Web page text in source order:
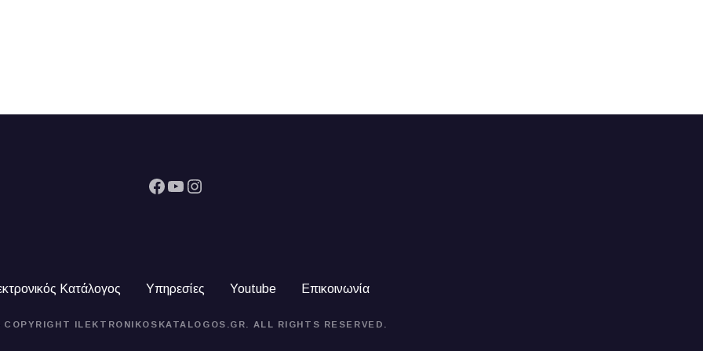
Facebook YouTube Instagram
Κατάλογος Υπηρεσίες Youtube Επικοινωνία
COPYRIGHT ILEKTRONIKOSKATALOGOS.GR. ALL RIGHTS RESERVED.